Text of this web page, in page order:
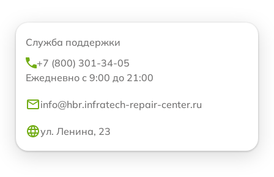
Служба поддержки
+7 (800) 301-34-05
Ежедневно с 9:00 до 21:00
info@hbr.infratech-repair-center.ru
ул. Ленина, 23